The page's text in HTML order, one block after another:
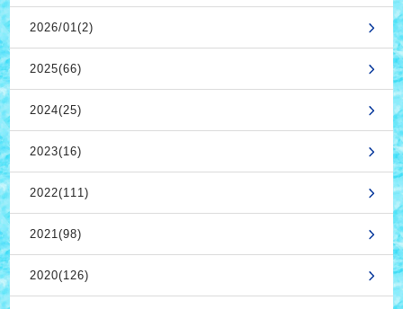
2026/01(2)
2025(66)
2024(25)
2023(16)
2022(111)
2021(98)
2020(126)